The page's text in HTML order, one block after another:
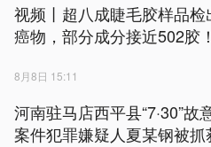
视频丨超八成睫毛胶样品检
癌物，部分成分接近502胶！
8月8日 15:11
河南驻马店西平县“7·30”故
案件犯罪嫌疑人夏某钢被抓